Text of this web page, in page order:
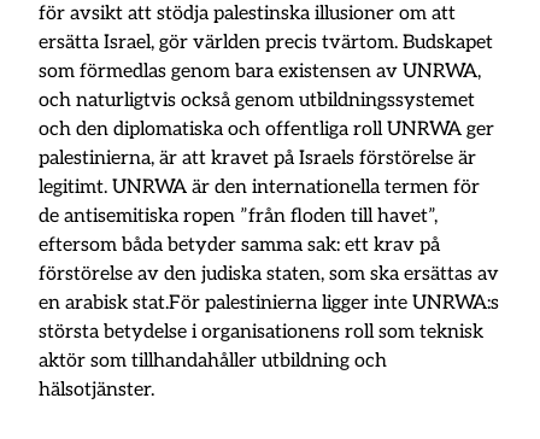
för avsikt att stödja palestinska illusioner om att
ersätta Israel, gör världen precis tvärtom. Budskapet
som förmedlas genom bara existensen av UNRWA,
och naturligtvis också genom utbildningssystemet
och den diplomatiska och offentliga roll UNRWA ger
palestinierna, är att kravet på Israels förstörelse är
legitimt. UNRWA är den internationella termen för
de antisemitiska ropen ”från floden till havet”,
eftersom båda betyder samma sak: ett krav på
förstörelse av den judiska staten, som ska ersättas av
en arabisk stat.För palestinierna ligger inte UNRWA:s
största betydelse i organisationens roll som teknisk
aktör som tillhandahåller utbildning och
hälsotjänster.